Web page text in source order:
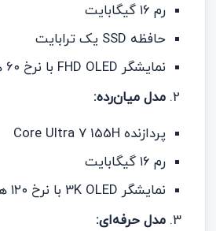
رم ۱۶ گیگابایت
حافظه SSD یک ترابایت
نمایشگر FHD OLED با نرخ ۶۰ هرتز
مدل میان‌رده:
پردازنده Core Ultra 7 155H
رم ۱۶ گیگابایت
نمایشگر 3K OLED با نرخ ۱۲۰ هرتز
مدل حرفه‌ای: